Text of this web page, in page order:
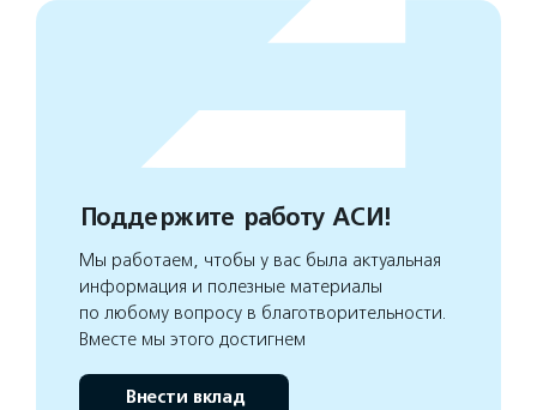
Поддержите работу АСИ!
Мы работаем, чтобы у вас была актуальная
информация и полезные материалы
по любому вопросу в благотворительности.
Вместе мы этого достигнем
Внести вклад